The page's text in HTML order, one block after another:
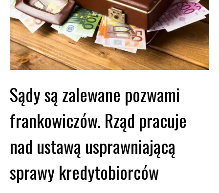
Sądy są zalewane pozwami
frankowiczów. Rząd pracuje
nad ustawą usprawniającą
sprawy kredytobiorców